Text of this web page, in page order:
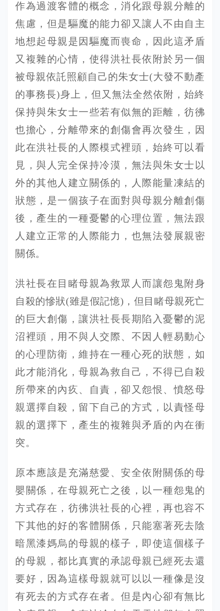
作為過渡客體的概念，消化跟母親分離的
焦慮，但是驅魔的能力卻又讓人不由自主
地想起母親是因驅魔而喪命，因此這矛盾
又複雜的心情，使得洪社長依附於另一個
被母親依託照顧自己的朱女士(大發不動產
的事務長)身上，但又無法全然依附，始終
保持與朱女士一些若有似無的距離，彷彿
也擔心，分離帶來的創傷會再次發生，因
此在洪社長的人際模式裡頭，始終可以看
見，與人完全保持冷漠，無法與朱女士以
外的其他人建立關係的，人際能量凍結的
狀態，是一個孩子在面對與母親分離創傷
後，產生的一種憂鬱的心理位置，無法跟
人建立正常的人際能力，也無法發展親密
關係。
洪社長在目睹母親為救眾人而讓怨鬼附身
自殺的慘狀(雖是假記憶)，但目睹母親死亡
的巨大創傷，讓洪社長長期陷入憂鬱的泥
沼裡頭，用不與人交際、不因人輕易動心
的心理防衛，維持在一種心死的狀態，如
此才能消化，母親為救自己，不得已自殺
所帶來的內疚、自責，卻又怨恨、憤怒母
親選擇自殺，留下自己的方式，以責怪母
親的選擇下，產生的複雜與矛盾的內在衝
突。
原本應該是充滿慈愛、安全依附關係的母
嬰關係，在母親死亡之後，以一種怨鬼的
方式存在，彷彿洪社長的心裡，再也容不
下其他的好的客體關係，只能塞著死去陰
暗黑漆媽烏的母親的樣子，即使這個樣子
的母親，都比真實的承認母親已經死去還
要好，因為這樣母親就可以以一種像是沒
有死去的方式存在者。但是內心卻有無比